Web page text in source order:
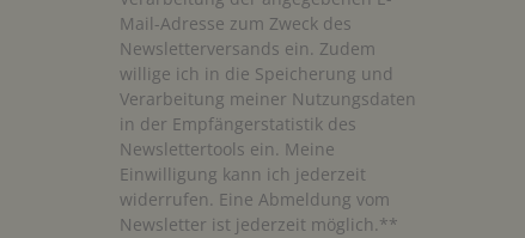
Mail-Adresse zum Zweck des
Newsletterversands ein. Zudem
willige ich in die Speicherung und
Verarbeitung meiner Nutzungsdaten
in der Empfängerstatistik des
Newslettertools ein. Meine
Einwilligung kann ich jederzeit
widerrufen. Eine Abmeldung vom
Newsletter ist jederzeit möglich.**